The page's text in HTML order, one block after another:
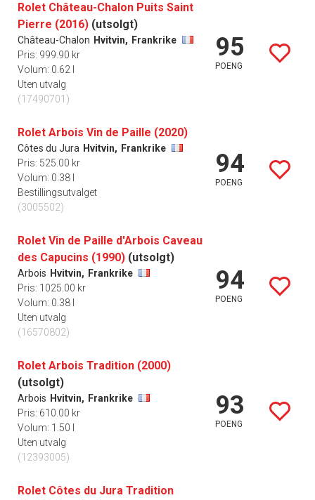
Rolet Château-Chalon Puits Saint
Pierre (2016) (utsolgt)
Château-Chalon Hvitvin, Frankrike
Pris: 999.90 kr
Volum: 0.62 l
Uten utvalg
(17490701)
95
POENG
Rolet Arbois Vin de Paille (2020)
Côtes du Jura Hvitvin, Frankrike
Pris: 525.00 kr
Volum: 0.38 l
Bestillingsutvalget
(3005502)
94
POENG
Rolet Vin de Paille d'Arbois Caveau
des Capucins (1990) (utsolgt)
Arbois Hvitvin, Frankrike
Pris: 1025.00 kr
Volum: 0.38 l
Uten utvalg
(16570802)
94
POENG
Rolet Arbois Tradition (2000)
(utsolgt)
Arbois Hvitvin, Frankrike
Pris: 610.00 kr
Volum: 1.50 l
Uten utvalg
(12393005)
93
POENG
Rolet Côtes du Jura Tradition